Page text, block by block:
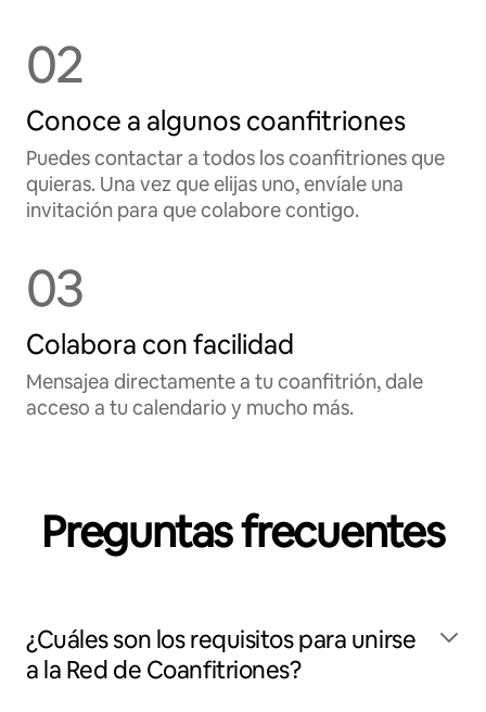
02
Conoce a algunos coanfitriones
Puedes contactar a todos los coanfitriones que
quieras. Una vez que elijas uno, envíale una
invitación para que colabore contigo.
03
Colabora con facilidad
Mensajea directamente a tu coanfitrión, dale
acceso a tu calendario y mucho más.
Preguntas frecuentes
¿Cuáles son los requisitos para unirse
a la Red de Coanfitriones?